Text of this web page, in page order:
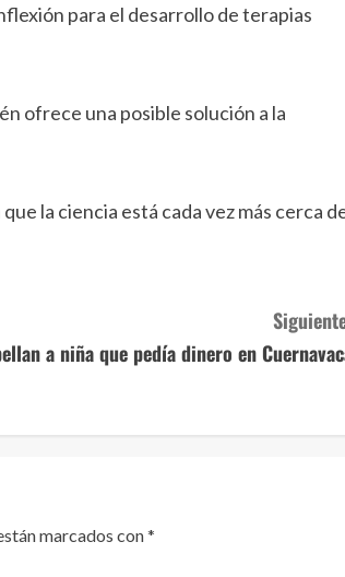
para el desarrollo de terapias
ofrece una posible solución a la
la ciencia está cada vez más cerca
a niña que pedía dinero en
marcados con*